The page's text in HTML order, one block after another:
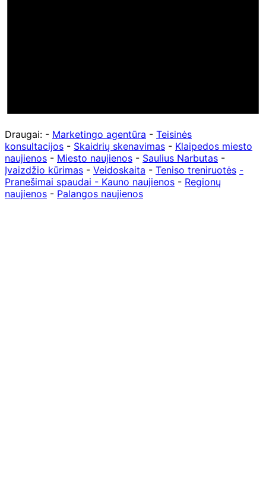
Draugai: - Marketingo agentūra - Teisinės
konsultacijos - Skaidrių skenavimas - Klaipedos miesto
naujienos - Miesto naujienos - Saulius Narbutas -
Įvaizdžio kūrimas - Veidoskaita - Teniso treniruotės -
Pranešimai spaudai - Kauno naujienos - Regionų
naujienos - Palangos naujienos